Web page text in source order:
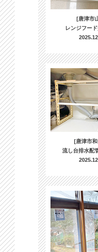
[唐津市
レンジフー
[唐津市
流し台排水配